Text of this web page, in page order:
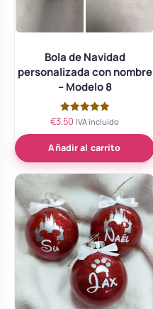
Bola de Navidad
personalizada con nombre
– Modelo 8
Valorado
5.00
de 5
€3.50 IVA incluido
Añadir al carrito